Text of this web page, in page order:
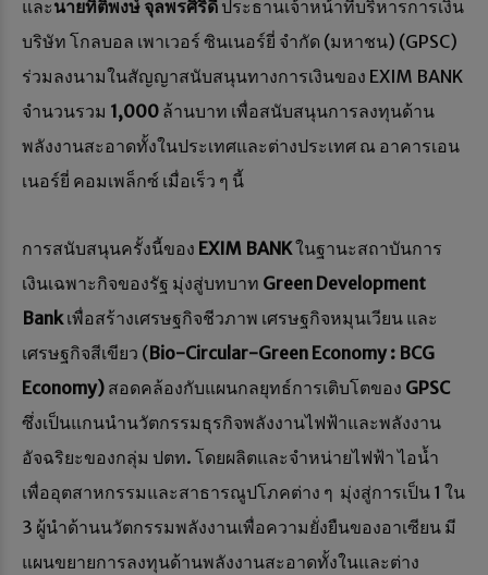
และนายทิติพงษ์ จุลพรศิริดี ประธานเจ้าหน้าที่บริหารการเงิน
บริษัท โกลบอล เพาเวอร์ ซินเนอร์ยี่ จำกัด (มหาชน) (GPSC)
ร่วมลงนามในสัญญาสนับสนุนทางการเงินของ EXIM BANK
จำนวนรวม 1,000 ล้านบาท เพื่อสนับสนุนการลงทุนด้าน
พลังงานสะอาดทั้งในประเทศและต่างประเทศ ณ อาคารเอน
เนอร์ยี่ คอมเพล็กซ์ เมื่อเร็ว ๆ นี้
การสนับสนุนครั้งนี้ของ EXIM BANKในฐานะสถาบันการ
เงินเฉพาะกิจของรัฐ มุ่งสู่บทบาท Green Development
Bankเพื่อสร้างเศรษฐกิจชีวภาพ เศรษฐกิจหมุนเวียน และ
เศรษฐกิจสีเขียว (Bio-Circular-Green Economy : BCG
Economy) สอดคล้องกับแผนกลยุทธ์การเติบโตของ GPSC
ซึ่งเป็นแกนนำนวัตกรรมธุรกิจพลังงานไฟฟ้าและพลังงาน
อัจฉริยะของกลุ่ม ปตท. โดยผลิตและจำหน่ายไฟฟ้า ไอน้ำ
เพื่ออุตสาหกรรมและสาธารณูปโภคต่าง ๆ มุ่งสู่การเป็น 1 ใน
3 ผู้นำด้านนวัตกรรมพลังงานเพื่อความยั่งยืนของอาเซียน มี
แผนขยายการลงทุนด้านพลังงานสะอาดทั้งในและต่าง